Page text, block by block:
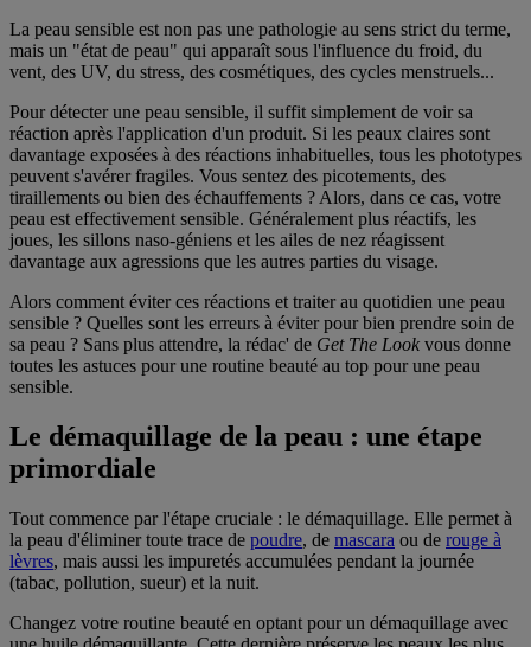
La peau sensible est non pas une pathologie au sens strict du terme,
mais un "état de peau" qui apparaît sous l'influence du froid, du
vent, des UV, du stress, des cosmétiques, des cycles menstruels...
Pour détecter une peau sensible, il suffit simplement de voir sa
réaction après l'application d'un produit. Si les peaux claires sont
davantage exposées à des réactions inhabituelles, tous les phototypes
peuvent s'avérer fragiles. Vous sentez des picotements, des
tiraillements ou bien des échauffements ? Alors, dans ce cas, votre
peau est effectivement sensible. Généralement plus réactifs, les
joues, les sillons naso-géniens et les ailes de nez réagissent
davantage aux agressions que les autres parties du visage.
Alors comment éviter ces réactions et traiter au quotidien une peau
sensible ? Quelles sont les erreurs à éviter pour bien prendre soin de
sa peau ? Sans plus attendre, la rédac' de Get The Look vous donne
toutes les astuces pour une routine beauté au top pour une peau
sensible.
Le démaquillage de la peau : une étape
primordiale
Tout commence par l'étape cruciale : le démaquillage. Elle permet à
la peau d'éliminer toute trace de poudre, de mascara ou de rouge à
lèvres, mais aussi les impuretés accumulées pendant la journée
(tabac, pollution, sueur) et la nuit.
Changez votre routine beauté en optant pour un démaquillage avec